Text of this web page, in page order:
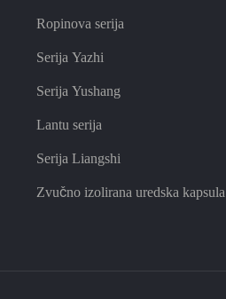
Ropinova serija
Serija Yazhi
Serija Yushang
Lantu serija
Serija Liangshi
Zvučno izolirana uredska kapsula